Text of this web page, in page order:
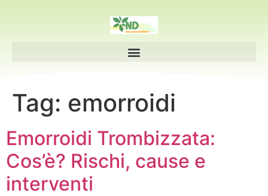
Tag: emorroidi
Emorroidi Trombizzata:
Cos’è? Rischi, cause e
interventi